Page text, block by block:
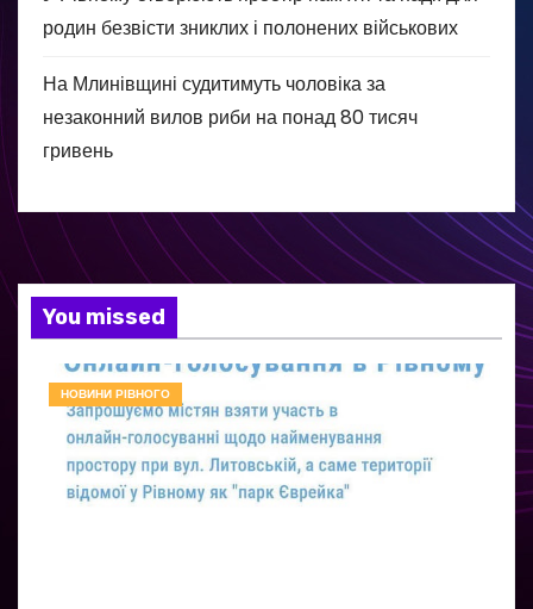
родин безвісти зниклих і полонених військових
На Млинівщині судитимуть чоловіка за
незаконний вилов риби на понад 80 тисяч
гривень
You missed
НОВИНИ РІВНОГО